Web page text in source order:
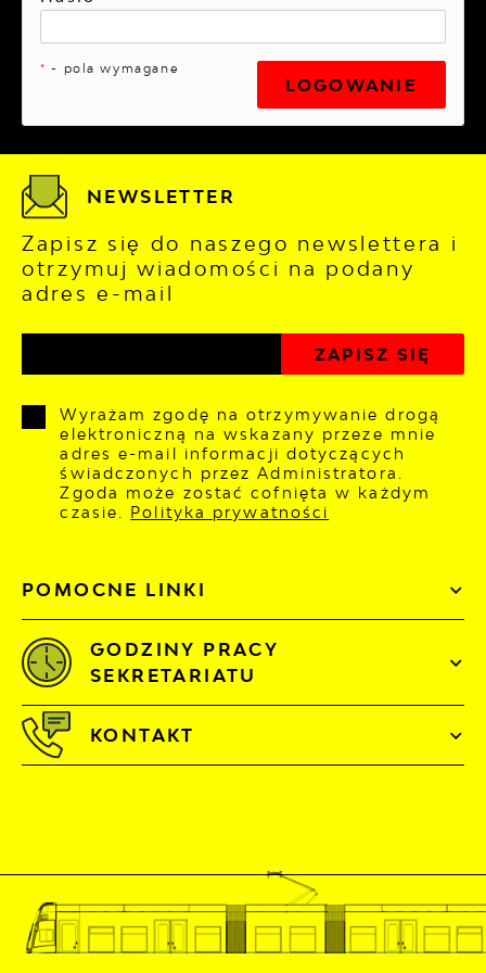
* - pola wymagane
POMOCNE LINKI
NEWSLETTER
Zapisz się do naszego newslettera i
otrzymuj wiadomości na podany
adres e-mail
Wyrażam zgodę na otrzymywanie drogą
elektroniczną na wskazany przeze mnie
adres e-mail informacji dotyczących
świadczonych przez Administratora.
Zgoda może zostać cofnięta w każdym
czasie. Polityka prywatności
GODZINY PRACY
SEKRETARIATU
KONTAKT